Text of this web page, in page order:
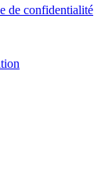
de confidentialité